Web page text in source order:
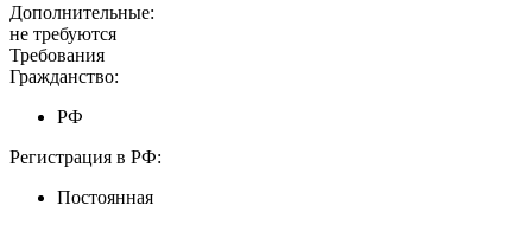
Дополнительные:
не требуются
Требования
Гражданство:
РФ
Регистрация в РФ:
Постоянная